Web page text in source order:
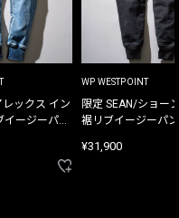
ックス イン
ージーパン
WP WESTPOINT
限定 SEAN/ショー
裾リブイージーパ
¥31,900